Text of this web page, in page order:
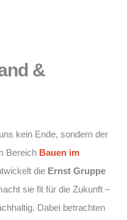
&
kein Ende, sondern der
Bereich Bauen im
die Ernst Gruppe
sie fit für die Zukunft –
Dabei betrachten